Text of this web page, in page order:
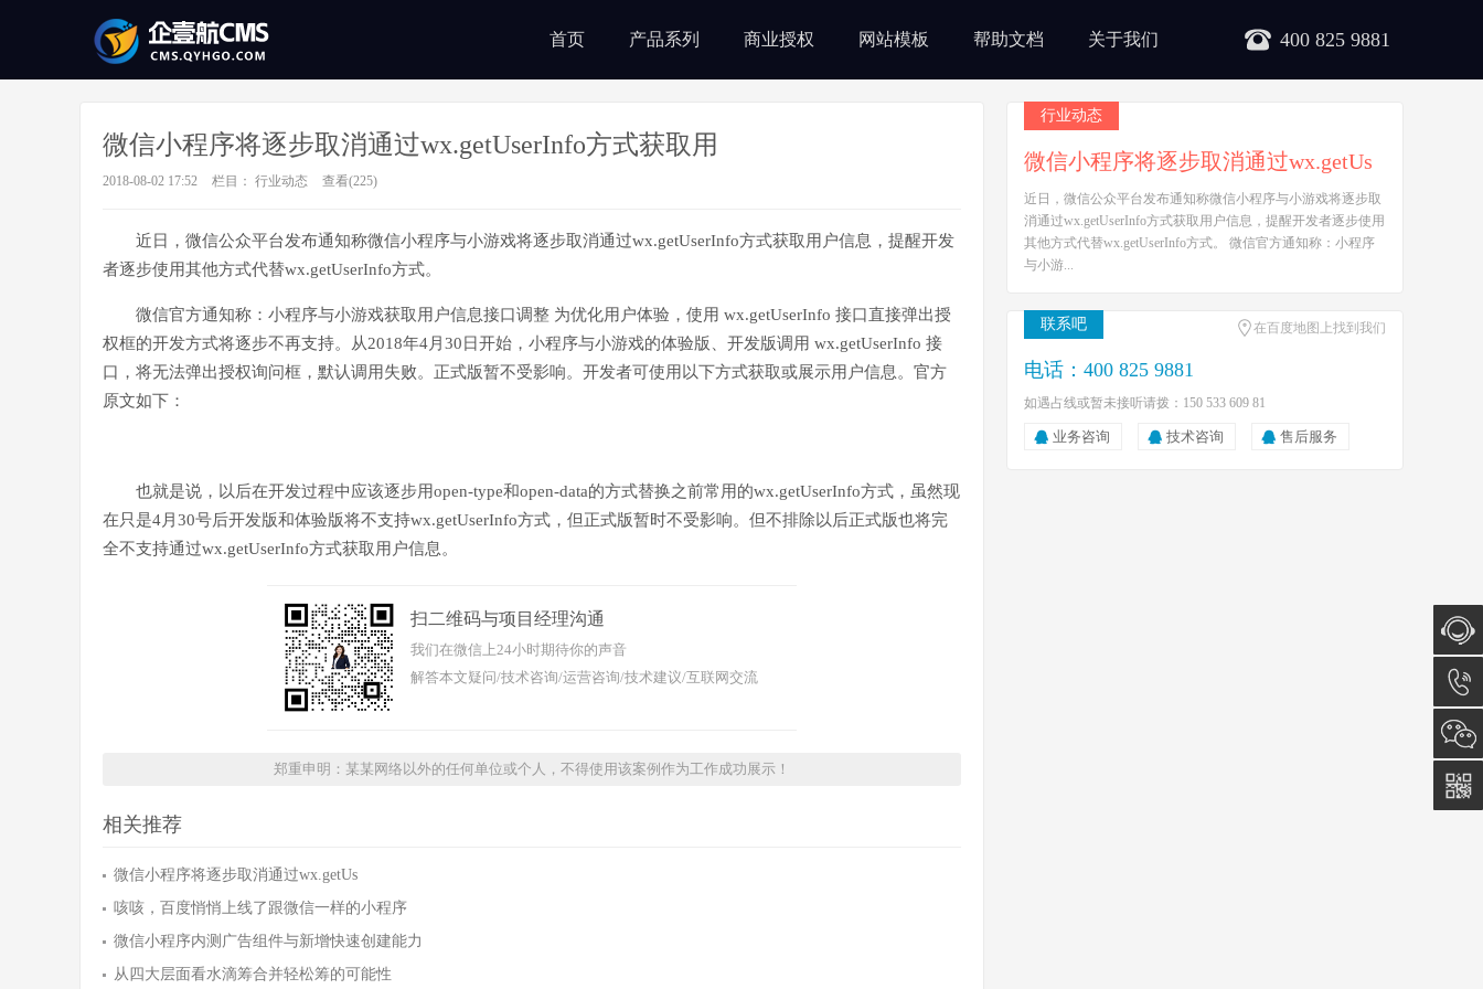
400 825 9881
首页 产品系列 商业授权 网站模板 帮助文档 关于我们
微信小程序将逐步取消通过wx.getUserInfo方式获取用
2018-08-02 17:52 栏目： 行业动态 查看(225)
近日，微信公众平台发布通知称微信小程序与小游戏将逐步取消通过wx.getUserInfo方式获取用户信息，提醒开发
者逐步使用其他方式代替wx.getUserInfo方式。
微信官方通知称：小程序与小游戏获取用户信息接口调整 为优化用户体验，使用 wx.getUserInfo 接口直接弹出授
权框的开发方式将逐步不再支持。从2018年4月30日开始，小程序与小游戏的体验版、开发版调用 wx.getUserInfo 接
口，将无法弹出授权询问框，默认调用失败。正式版暂不受影响。开发者可使用以下方式获取或展示用户信息。官方
原文如下：
也就是说，以后在开发过程中应该逐步用open-type和open-data的方式替换之前常用的wx.getUserInfo方式，虽然现
在只是4月30号后开发版和体验版将不支持wx.getUserInfo方式，但正式版暂时不受影响。但不排除以后正式版也将完
全不支持通过wx.getUserInfo方式获取用户信息。
扫二维码与项目经理沟通
我们在微信上24小时期待你的声音
解答本文疑问/技术咨询/运营咨询/技术建议/互联网交流
郑重申明：某某网络以外的任何单位或个人，不得使用该案例作为工作成功展示！
相关推荐
微信小程序将逐步取消通过wx.getUs
咳咳，百度悄悄上线了跟微信一样的小程序
微信小程序内测广告组件与新增快速创建能力
从四大层面看水滴筹合并轻松筹的可能性
行业动态
微信小程序将逐步取消通过wx.getUs
近日，微信公众平台发布通知称微信小程序与小游戏将逐步取
消通过wx.getUserInfo方式获取用户信息，提醒开发者逐步使用
其他方式代替wx.getUserInfo方式。 微信官方通知称：小程序
与小游...
联系吧 在百度地图上找到我们
电话：400 825 9881
如遇占线或暂未接听请拨：150 533 609 81
业务咨询 技术咨询 售后服务
在线咨
询
150
533